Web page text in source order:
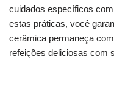
cuidados específicos
estas práticas, você
cerâmica permaneça
refeições deliciosas com